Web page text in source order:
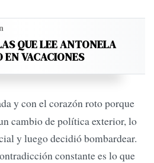
QUE LEE ANTONELA
EN VACACIONES
y con el corazón roto porque
cambio de política exterior, lo
y luego decidió bombardear.
constante es lo que